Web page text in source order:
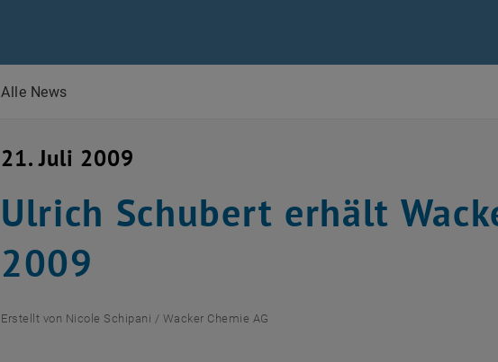
Alle News
21. Juli 2009
Ulrich Schubert erhält
2009
Erstellt von Nicole Schipani / Wacker Chemie AG